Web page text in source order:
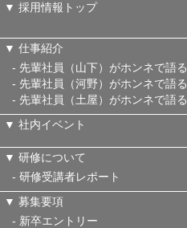
▼ 採用情報トップ
▼ 仕事紹介
- 先輩社員（山下）がホンネで語る
- 先輩社員（河野）がホンネで語る
- 先輩社員（土屋）がホンネで語る
▼ 社内イベント
▼ 研修について
- 研修受講者レポート
▼ 募集要項
- 新卒エントリー